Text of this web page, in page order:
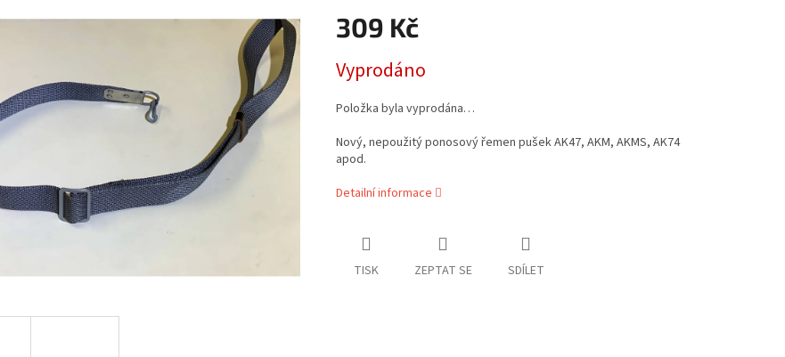
309 Kč
cena:
Vyprodáno
Položka byla vyprodána…
Nový, nepoužitý ponosový řemen pušek AK47, AKM, AKMS, AK74
apod.
Detailní informace
TISK ZEPTAT SE SDÍLET